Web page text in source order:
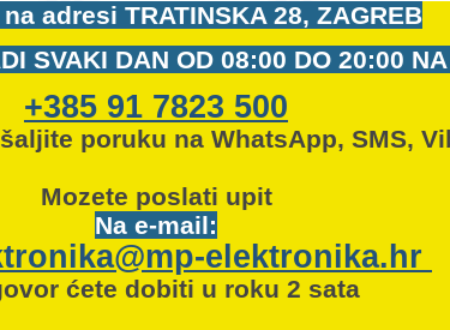
adresi TRATINSKA 28, ZAGREB
SVAKI DAN OD 08:00 DO 20:00
+385 91 7823 500
poruku na WhatsApp, SMS,
Mozete poslati upit
Na e-mail:
elektronika.hr
ćete dobiti u roku 2 sata